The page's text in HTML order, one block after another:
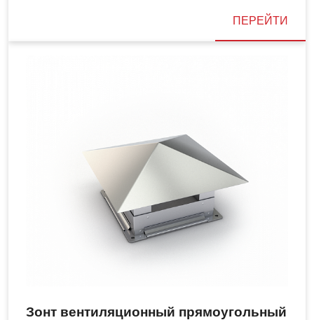
ПЕРЕЙТИ
Зонт вентиляционный прямоугольный